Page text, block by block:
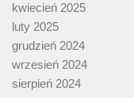
kwiecień 2025
luty 2025
grudzień 2024
wrzesień 2024
sierpień 2024